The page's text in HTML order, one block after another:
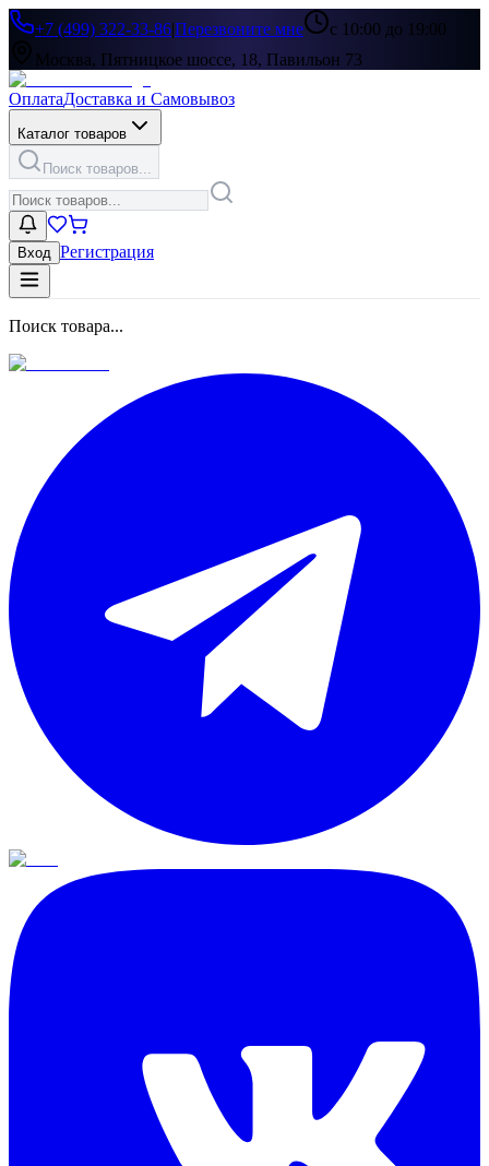
+7 (499) 322-33-86|Перезвоните мне
с 10:00 до 19:00
Москва, Пятницкое шоссе, 18, Павильон 73
ОплатаДоставка и Самовывоз
Каталог товаров
Поиск товаров...
Вход Регистрация
Поиск товара...